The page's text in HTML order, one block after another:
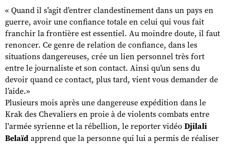
« Quand il s’agit d’entrer clandestinement dans un pays en
guerre, avoir une confiance totale en celui qui vous fait
franchir la frontière est essentiel. Au moindre doute, il faut
renoncer. Ce genre de relation de confiance, dans les
situations dangereuses, crée un lien personnel très fort
entre le journaliste et son contact. Ainsi qu’un sens du
devoir quand ce contact, plus tard, vient vous demander de
l’aide.»
Plusieurs mois après une dangereuse expédition dans le
Krak des Chevaliers en proie à de violents combats entre
l'armée syrienne et la rébellion, le reporter vidéo Djilali
Belaïd apprend que la personne qui lui a permis de réaliser